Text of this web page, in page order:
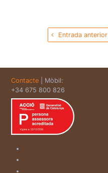
Entrada anterior
Contacte | Mòbil:
+34 675 800 826